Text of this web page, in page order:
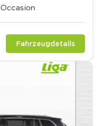
Occasion
Fahrzeugdetails